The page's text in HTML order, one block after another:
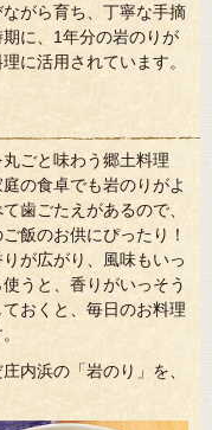
がら育ち、丁寧な手摘
に、1年分の岩のりが
に活用されています。
ごと味わう郷土料理
の食卓でも岩のりがよ
歯ごたえがあるので、
飯のお供にぴったり！
が広がり、風味もいっ
うと、香りがいっそう
おくと、毎日のお料理
内浜の「岩のり」を、